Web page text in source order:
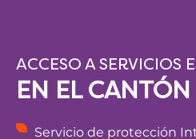
ACCESO A SERVICIOS
EN EL
Servicio de protección